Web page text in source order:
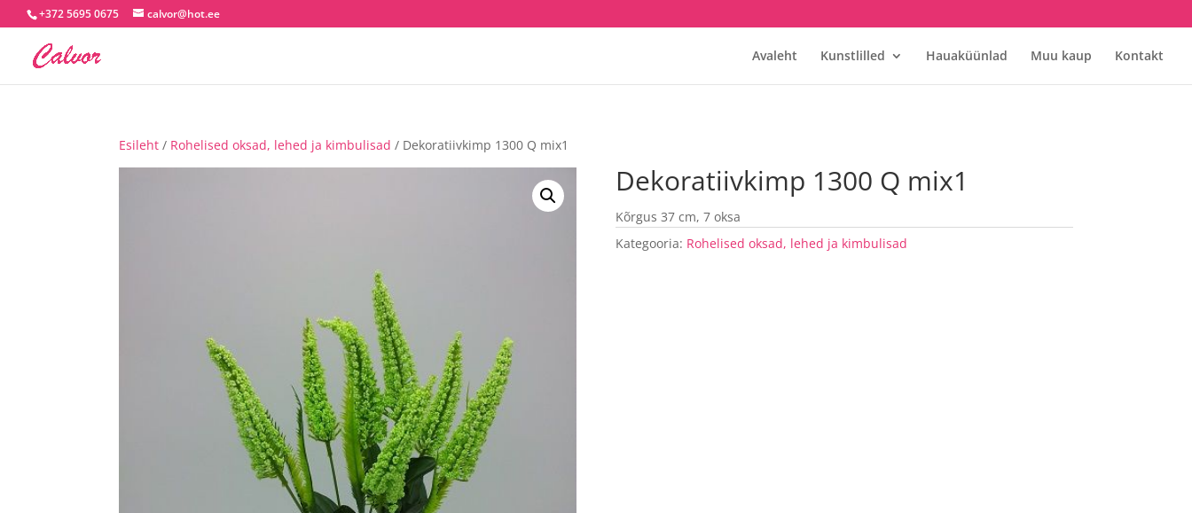
+372 5695 0675 calvor@hot.ee
Avaleht Kunstlilled Hauaküünlad Muu kaup Kontakt
Esileht / Rohelised oksad, lehed ja kimbulisad / Dekoratiivkimp 1300 Q mix1
Dekoratiivkimp 1300 Q mix1
Kõrgus 37 cm, 7 oksa
Kategooria: Rohelised oksad, lehed ja kimbulisad